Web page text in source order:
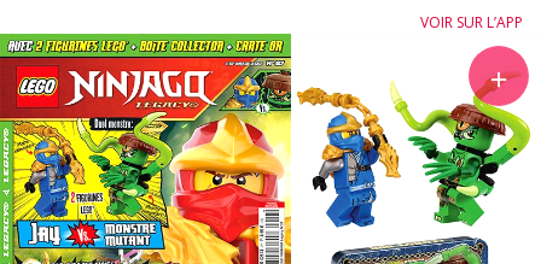
VOIR SUR L’APP
＋